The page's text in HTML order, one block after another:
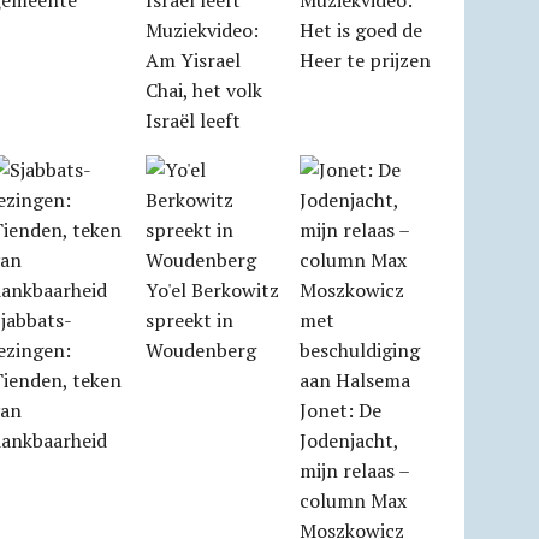
Muziekvideo:
Am Yisrael
Chai, het volk
Israël leeft
Het is goed de
Heer te prijzen
teken
Yo'el Berkowitz
spreekt in
Woudenberg
Jonet: De
Jodenjacht,
mijn relaas –
column Max
Moszkowicz